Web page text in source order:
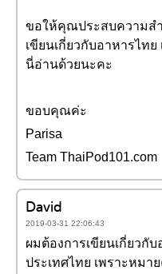
ขอให้คุณประสบความสำ
เขียนเกี่ยวกับอาหารไท
นี่อ่านด้วยนะคะ
ขอบคุณค่ะ
Parisa
Team ThaiPod101.com
David
2019-03-31 22:06:43
ผมต้องการเขียนเกี่ยวกั
ประเทศไทย เพราะหมา